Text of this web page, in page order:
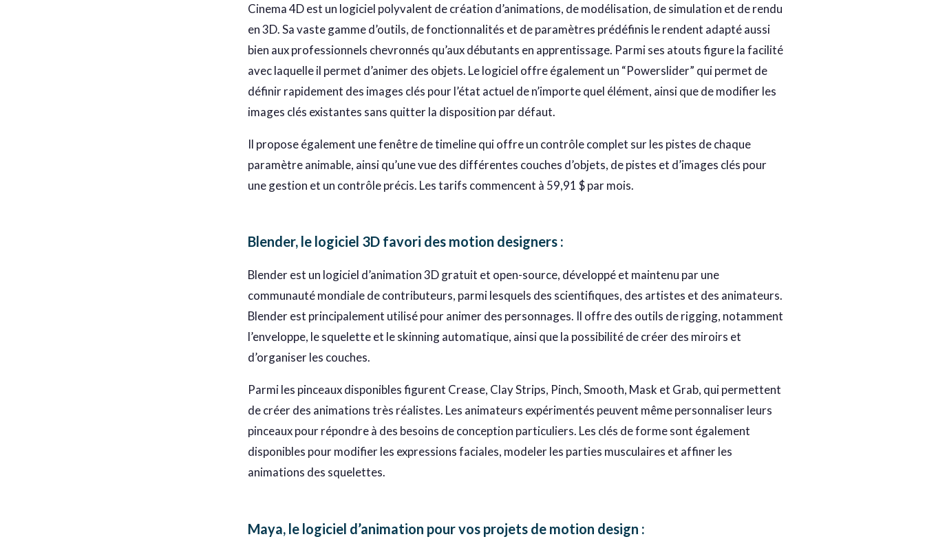
Cinema 4D est un logiciel polyvalent de création d’animations, de modélisation, de simulation et de rendu
en 3D. Sa vaste gamme d’outils, de fonctionnalités et de paramètres prédéfinis le rendent adapté aussi
bien aux professionnels chevronnés qu’aux débutants en apprentissage. Parmi ses atouts figure la facilité
avec laquelle il permet d’animer des objets. Le logiciel offre également un “Powerslider” qui permet de
définir rapidement des images clés pour l’état actuel de n’importe quel élément, ainsi que de modifier les
images clés existantes sans quitter la disposition par défaut.
Il propose également une fenêtre de timeline qui offre un contrôle complet sur les pistes de chaque
paramètre animable, ainsi qu’une vue des différentes couches d’objets, de pistes et d’images clés pour
une gestion et un contrôle précis. Les tarifs commencent à 59,91 $ par mois.
Blender, le logiciel 3D favori des motion designers :
Blender est un logiciel d’animation 3D gratuit et open-source, développé et maintenu par une
communauté mondiale de contributeurs, parmi lesquels des scientifiques, des artistes et des animateurs.
Blender est principalement utilisé pour animer des personnages. Il offre des outils de rigging, notamment
l’enveloppe, le squelette et le skinning automatique, ainsi que la possibilité de créer des miroirs et
d’organiser les couches.
Parmi les pinceaux disponibles figurent Crease, Clay Strips, Pinch, Smooth, Mask et Grab, qui permettent
de créer des animations très réalistes. Les animateurs expérimentés peuvent même personnaliser leurs
pinceaux pour répondre à des besoins de conception particuliers. Les clés de forme sont également
disponibles pour modifier les expressions faciales, modeler les parties musculaires et affiner les
animations des squelettes.
Maya, le logiciel d’animation pour vos projets de motion design :